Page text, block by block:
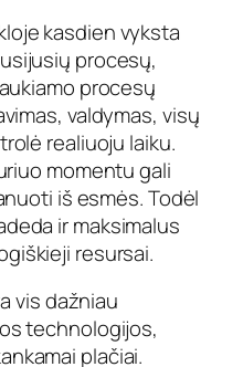
kasdien vyksta
procesų,
procesų
valdymas, visų
realiuoju laiku.
momentu gali
iš esmės. Todėl
ir maksimalus
resursai.
vis dažniau
technologijos,
plačiai.